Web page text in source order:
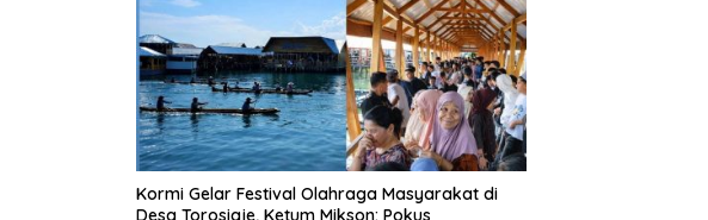
Kormi Gelar Festival Olahraga Masyarakat di
Desa Torosiaje, Ketum Mikson: Pokus